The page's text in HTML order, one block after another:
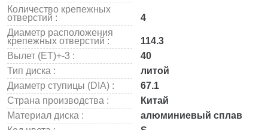
Количество крепежных
отверстий :
4
Диаметр расположения
крепежных отверстий :
114.3
Вылет (ET)+-3 :
40
Тип диска :
литой
Диаметр ступицы (DIA) :
67.1
Страна производства :
Китай
Материал диска :
алюминиевый сплав